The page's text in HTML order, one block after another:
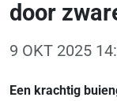
door
9 OKT 2025
Een krachtig